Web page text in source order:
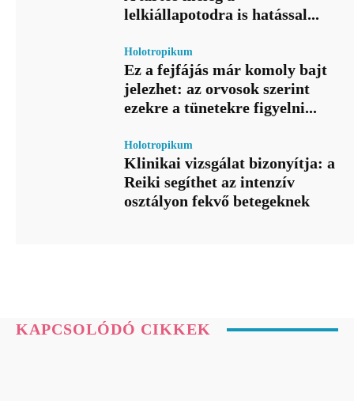
lelkiállapotodra is hatással...
Holotropikum
Ez a fejfájás már komoly bajt
jelezhet: az orvosok szerint
ezekre a tünetekre figyelni...
Holotropikum
Klinikai vizsgálat bizonyítja: a
Reiki segíthet az intenzív
osztályon fekvő betegeknek
KAPCSOLÓDÓ CIKKEK